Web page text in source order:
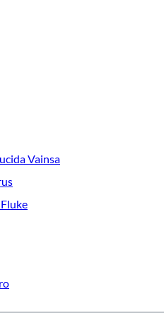
son factores importantes al
por ello contamos con una amplia
en Cámaras de Seguridad y
rendimiento, excelencia y
Vainsa